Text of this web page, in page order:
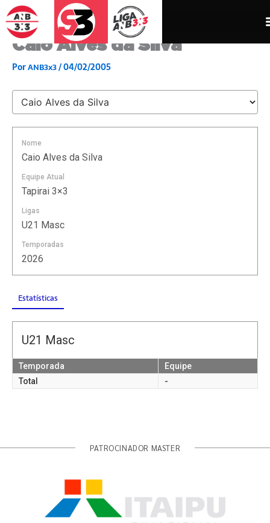
para
conteúdo
Caio Alves da Silva
PorANB3x3/04/02/2005
Nome
Caio Alves da Silva
Equipe Atual
Tapirai 3×3
Ligas
U21 Masc
Temporadas
2026
Estatísticas
U21 Masc
Temporada
Equipe
Total
-
PATROCINADOR MASTER